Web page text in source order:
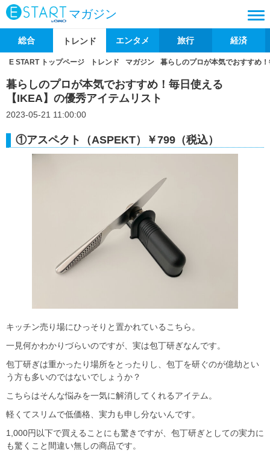
マガジン
総合 トレンド エンタメ 旅行 経済
E START トップページ トレンド マガジン 暮らしのプロが本気でおすすめ
暮らしのプロが本気でおすすめ！毎日使える
【IKEA】の優秀アイテムリスト
2023-05-21 11:00:00
①アスペクト（ASPEKT）￥799（税込）
キッチン売り場にひっそりと置かれているこちら。
一見何かわかりづらいのですが、実は包丁研ぎなんです。
包丁研ぎは重かったり場所をとったりし、包丁を研ぐのが億劫とい
う方も多いのではないでしょうか？
こちらはそんな悩みを一気に解消してくれるアイテム。
軽くてスリムで低価格、実力も申し分ないんです。
1,000円以下で買えることにも驚きですが、包丁研ぎとしての実力に
も驚くこと間違い無しの商品です。